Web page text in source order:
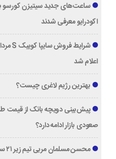
ساعت‌های جدید سیتیزن کورسو
اکودرایو معرفی شدند
اعلام شد
بهترین رژیم لاغری چیست؟
پیش‌بینی دویچه‌ بانک از قیمت
صعودی بازار ادامه دارد؟
محسن